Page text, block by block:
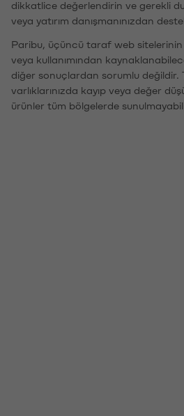
dikkatlice değerlendirin ve gerekli
veya yatırım danışmanınızdan
Paribu, üçüncü taraf web
veya kullanımından
diğer sonuçlardan sorumlu değildir.
varlıklarınızda kayıp veya değer
ürünler tüm bölgelerde